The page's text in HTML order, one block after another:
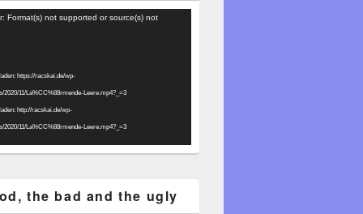
Format(s) not supported or source(s) not
https://racskai.de/wp-
2020/11/La%CC%88rmende-Leere.mp4?_=3
http://racskai.de/wp-
2020/11/La%CC%88rmende-Leere.mp4?_=3
the bad and the ugly